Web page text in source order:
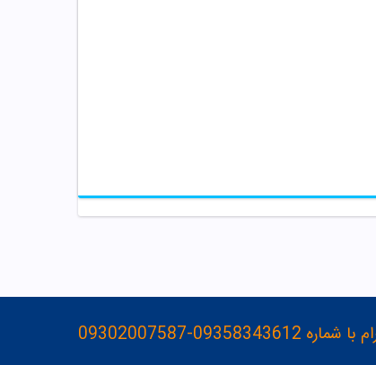
09302007587